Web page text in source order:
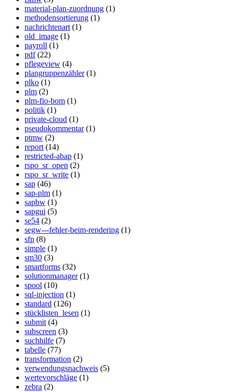
material-plan-zuordnung (1)
methodensortierung (1)
nachrichtenart (1)
old_image (1)
payroll (1)
pdf (22)
pflegeview (4)
plangruppenzähler (1)
plko (1)
plm (2)
plm-fio-bom (1)
politik (1)
private-cloud (1)
pseudokommentar (1)
ptmw (2)
report (14)
restricted-abap (1)
rspo_sr_open (2)
rspo_sr_write (1)
sap (46)
sap-plm (1)
sapbw (1)
sapgui (5)
se54 (2)
segw---fehler-beim-rendering (1)
sfp (8)
simple (1)
sm30 (3)
smartforms (32)
solutionmanager (1)
spool (10)
sql-injection (1)
standard (126)
stücklisten_lesen (1)
submit (4)
subscreen (3)
suchhilfe (7)
tabelle (77)
transformation (2)
verwendungsnachweis (5)
wertevorschläge (1)
zebra (2)